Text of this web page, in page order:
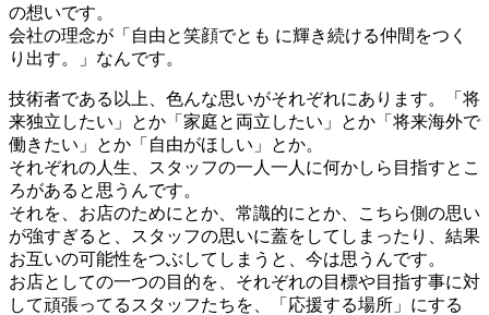
の想いです。
会社の理念が「⾃由と笑顔でとも に輝き続ける仲間をつく
り出す。」なんです。
技術者である以上、⾊んな思いがそれぞれにあります。「将
来独⽴したい」とか「家庭と両⽴したい」とか「将来海外で
働きたい」とか「⾃由がほしい」とか。
それぞれの⼈⽣、スタッフの⼀⼈⼀⼈に何かしら⽬指すとこ
ろがあると思うんです。
それを、お店のためにとか、常識的にとか、こちら側の思い
が強すぎると、スタッフの思いに蓋をしてしまったり、結果
お互いの可能性をつぶしてしまうと、今は思うんです。
お店としての⼀つの⽬的を、それぞれの⽬標や⽬指す事に対
して頑張ってるスタッフたちを、「応援する場所」にする